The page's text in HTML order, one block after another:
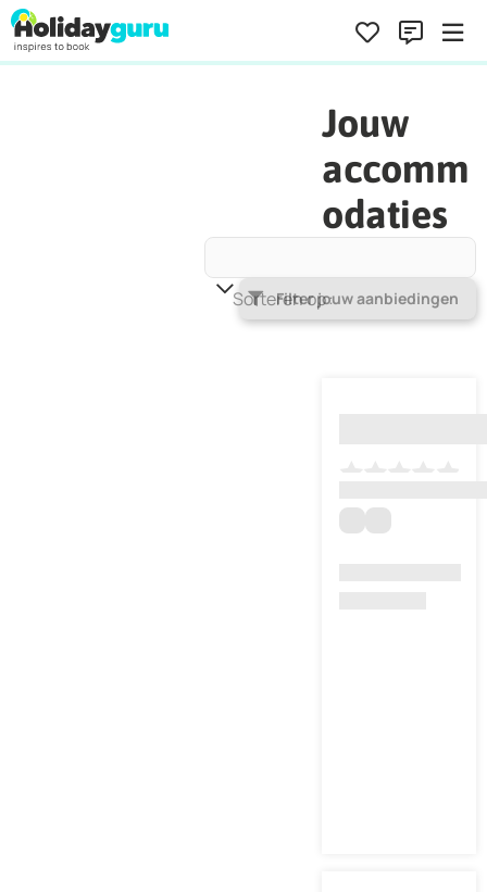
Jouw
accomm
odaties
Filter jouw aanbiedingen
Sorteren op Populariteit